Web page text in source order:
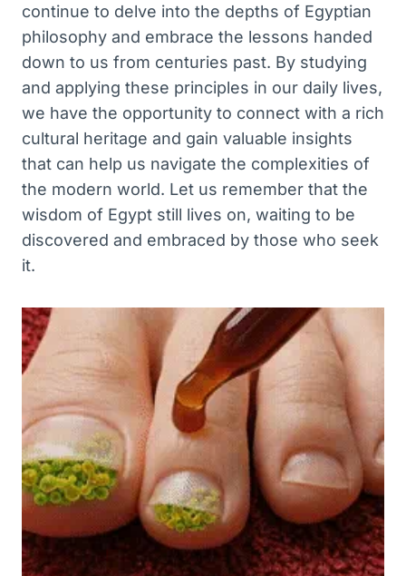
continue to delve into the depths of Egyptian
philosophy and embrace the lessons handed
down to us from centuries past. By studying
and applying these principles in our daily lives,
we have the opportunity to connect with a rich
cultural heritage and gain valuable insights
that can help us navigate the complexities of
the modern world. Let us remember that the
wisdom of Egypt still lives on, waiting to be
discovered and embraced by those who seek
it.